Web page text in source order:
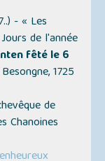
-« Les
de l'année
fêté le 6
1725
de
Chanoines